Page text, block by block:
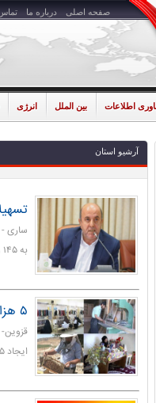
صفحه اصلی درباره ما تماس
اطلاعات بین الملل انرژی
آرشیو استان
تسهیلات
ساری -
به ۱۴۵ واحد تولیدی استان در سال قبل خبر داد.
۵ هزار شغل در کمیته امداد استان قزوین ایجاد می شود
ایجاد ۵ هزار شغل برای مددجویان این نهاد فراهم خواهد شد.